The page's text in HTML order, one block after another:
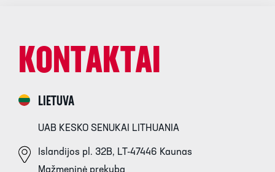
KONTAKTAI
LIETUVA
UAB KESKO SENUKAI LITHUANIA
Islandijos pl. 32B, LT-47446 Kaunas